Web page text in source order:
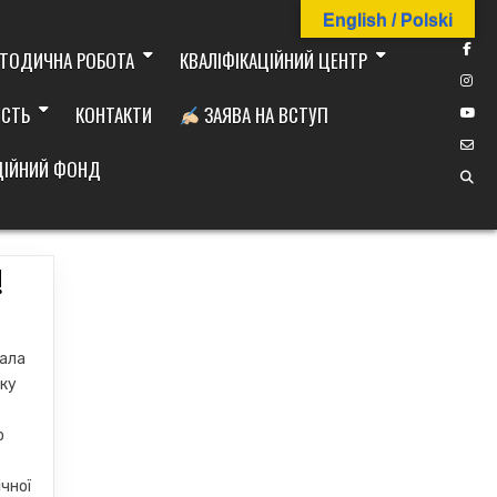
РОБОТА
КВАЛІФІКАЦІЙНИЙ ЦЕНТР
КОНТАКТИ
ЗАЯВА НА ВСТУП
ФОНД
English / Polski